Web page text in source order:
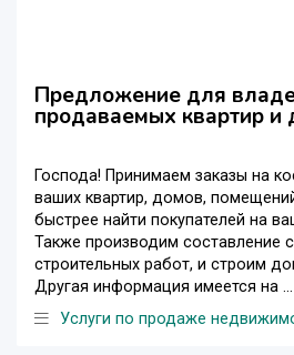
Предложение для
продаваемых квартир и
Господа! Принимаем заказы на
ваших квартир, домов,
быстрее найти покупателей на
Также производим составление
строительных работ, и строим
Другая информация имеется на ...
Услуги по продаже